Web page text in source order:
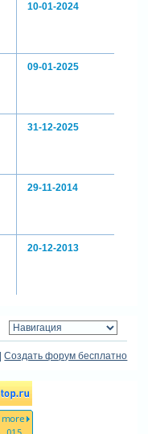
10-01-2024
09-01-2025
31-12-2025
29-11-2014
20-12-2013
|Создать форум бесплатно